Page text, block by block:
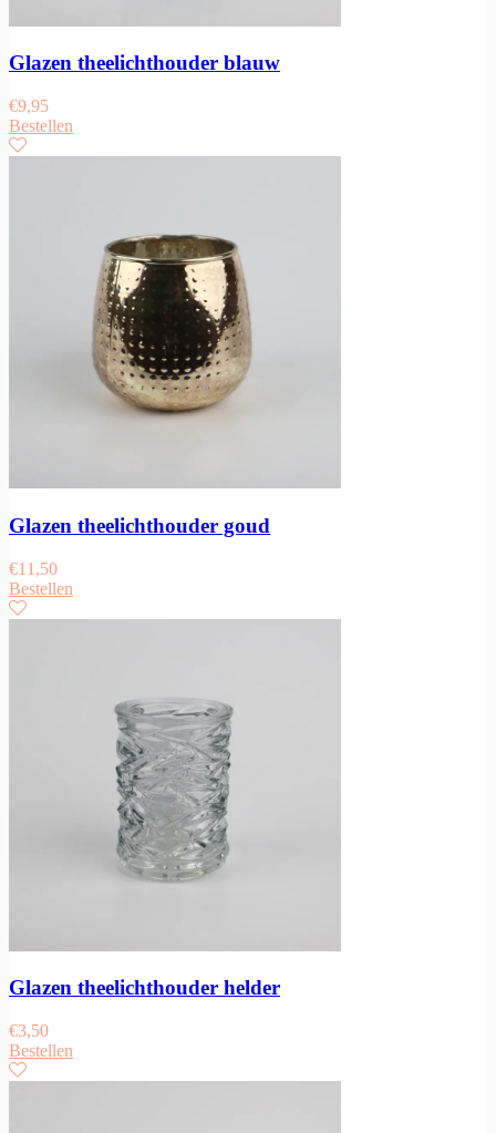
Glazen theelichthouder blauw
€9,95
Bestellen
Glazen theelichthouder goud
€11,50
Bestellen
Glazen theelichthouder helder
€3,50
Bestellen